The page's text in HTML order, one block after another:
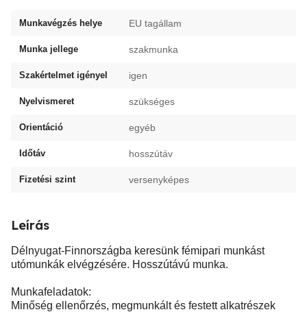
Munkavégzés helye EU tagállam
Munka jellege szakmunka
Szakértelmet igényel igen
Nyelvismeret szükséges
Orientáció egyéb
Időtáv hosszútáv
Fizetési szint versenyképes
Leírás
Délnyugat-Finnországba keresünk fémipari munkást
utómunkák elvégzésére. Hosszútávú munka.
Munkafeladatok:
Minőség ellenőrzés, megmunkált és festett alkatrészek